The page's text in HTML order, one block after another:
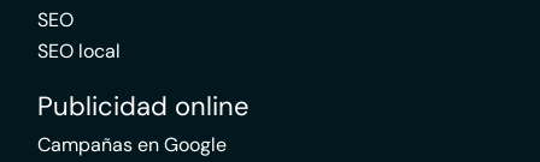
SEO
SEO local
Publicidad online
Campañas en Google